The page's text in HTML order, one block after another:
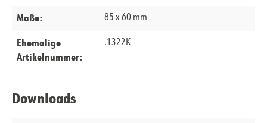
Maße: 85 x 60 mm
Ehemalige
Artikelnummer:
.1322K
Downloads